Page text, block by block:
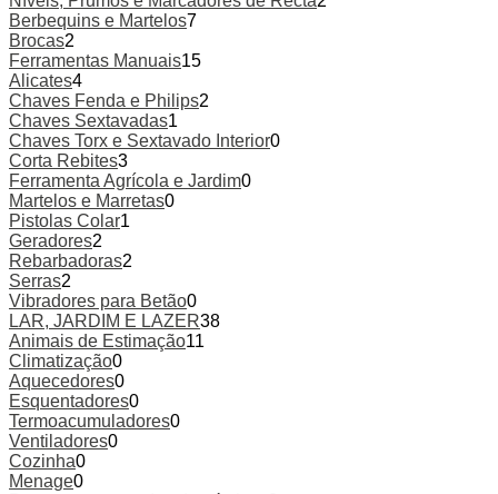
Berbequins e Martelos7
Brocas2
Ferramentas Manuais15
Alicates4
Chaves Fenda e Philips2
Chaves Sextavadas1
Chaves Torx e Sextavado Interior0
Corta Rebites3
Ferramenta Agrícola e Jardim0
Martelos e Marretas0
Pistolas Colar1
Geradores2
Rebarbadoras2
Serras2
Vibradores para Betão0
LAR, JARDIM E LAZER38
Animais de Estimação11
Climatização0
Aquecedores0
Esquentadores0
Termoacumuladores0
Ventiladores0
Cozinha0
Menage0